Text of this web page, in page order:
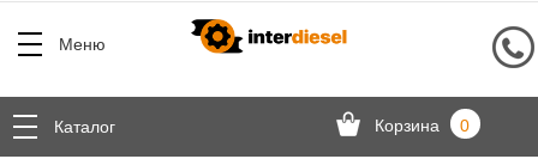
Меню
Каталог Корзина 0